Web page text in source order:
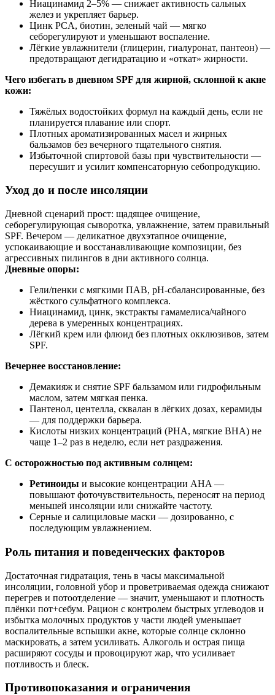
Ниацинамид 2–5% — снижает активность сальных
желез и укрепляет барьер.
Цинк PCA, биотин, зеленый чай — мягко
себорегулируют и уменьшают воспаление.
Лёгкие увлажнители (глицерин, гиалуронат, пантеон) —
предотвращают дегидратацию и «откат» жирности.
Чего избегать в дневном SPF для жирной, склонной к акне
кожи:
Тяжёлых водостойких формул на каждый день, если не
планируется плавание или спорт.
Плотных ароматизированных масел и жирных
бальзамов без вечерного тщательного снятия.
Избыточной спиртовой базы при чувствительности —
пересушит и усилит компенсаторную себопродукцию.
Уход до и после инсоляции
Дневной сценарий прост: щадящее очищение,
себорегулирующая сыворотка, увлажнение, затем правильный
SPF. Вечером — деликатное двухэтапное очищение,
успокаивающие и восстанавливающие композиции, без
агрессивных пилингов в дни активного солнца.
Дневные опоры:
Гели/пенки с мягкими ПАВ, pH‑сбалансированные, без
жёсткого сульфатного комплекса.
Ниацинамид, цинк, экстракты гамамелиса/чайного
дерева в умеренных концентрациях.
Лёгкий крем или флюид без плотных окклюзивов, затем
SPF.
Вечернее восстановление:
Демакияж и снятие SPF бальзамом или гидрофильным
маслом, затем мягкая пенка.
Пантенол, центелла, сквалан в лёгких дозах, керамиды
— для поддержки барьера.
Кислоты низких концентраций (PHA, мягкие BHA) не
чаще 1–2 раз в неделю, если нет раздражения.
С осторожностью под активным солнцем:
Ретиноиды и высокие концентрации AHA —
повышают фоточувствительность, переносят на период
меньшей инсоляции или снижайте частоту.
Серные и салициловые маски — дозированно, с
последующим увлажнением.
Роль питания и поведенческих факторов
Достаточная гидратация, тень в часы максимальной
инсоляции, головной убор и проветриваемая одежда снижают
перегрев и потоотделение — значит, уменьшают и плотность
плёнки пот+себум. Рацион с контролем быстрых углеводов и
избытка молочных продуктов у части людей уменьшает
воспалительные вспышки акне, которые солнце склонно
маскировать, а затем усиливать. Алкоголь и острая пища
расширяют сосуды и провоцируют жар, что усиливает
потливость и блеск.
Противопоказания и ограничения